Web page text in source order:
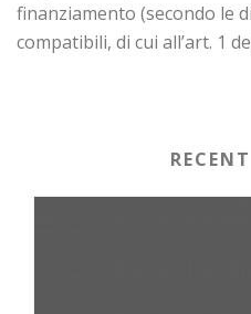
finanziamento (secondo le
compatibili, di cui all’art. 1